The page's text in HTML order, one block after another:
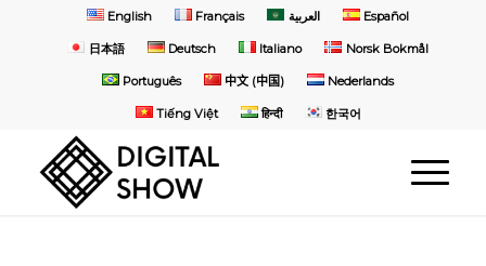
English Français العربية Español
日本語 Deutsch Italiano Norsk Bokmål
Português 中文 (中国) Nederlands
Tiếng Việt हिन्दी 한국어